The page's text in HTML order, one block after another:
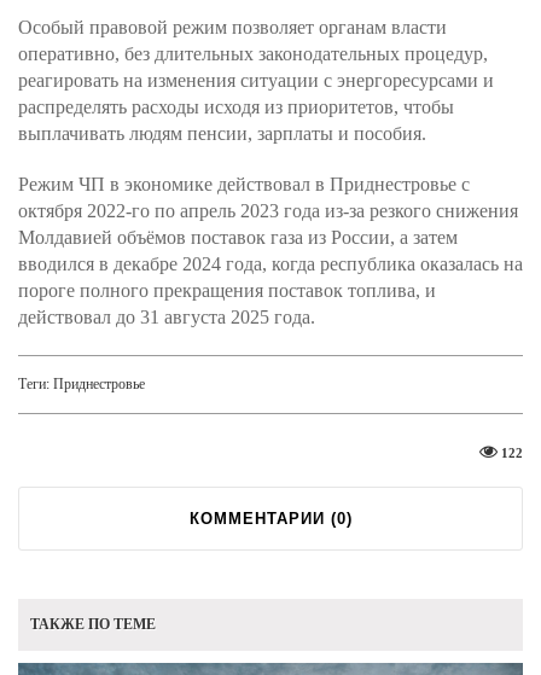
Особый правовой режим позволяет органам власти
оперативно, без длительных законодательных процедур,
реагировать на изменения ситуации с энергоресурсами и
распределять расходы исходя из приоритетов, чтобы
выплачивать людям пенсии, зарплаты и пособия.
Режим ЧП в экономике действовал в Приднестровье с
октября 2022-го по апрель 2023 года из-за резкого снижения
Молдавией объёмов поставок газа из России, а затем
вводился в декабре 2024 года, когда республика оказалась на
пороге полного прекращения поставок топлива, и
действовал до 31 августа 2025 года.
Теги: Приднестровье
122
КОММЕНТАРИИ (0)
ТАКЖЕ ПО ТЕМЕ